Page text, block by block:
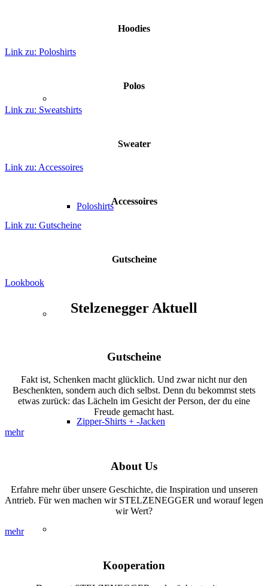
Poloshirts
Zipper-Shirts + -Jacken
Hoodies
Link zu: Poloshirts
Polos
Link zu: Sweatshirts
Sweater
Link zu: Accessoires
Accessoires
Link zu: Gutscheine
Gutscheine
Lookbook
Stelzenegger Aktuell
Gutscheine
Fakt ist, Schenken macht glücklich. Und zwar nicht nur den
Beschenkten, sondern auch dich selbst. Denn du bekommst stets
etwas zurück: das Lächeln im Gesicht der Person, der du eine
Freude gemacht hast.
mehr
About Us
Erfahre mehr über unsere Geschichte, die Inspiration und unseren
Antrieb. Für wen machen wir STELZENEGGER und worauf legen
wir Wert?
mehr
Kooperation